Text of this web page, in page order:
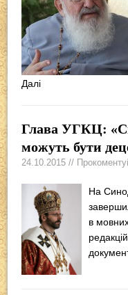
Далі
Глава УГКЦ:
можуть бути
24.10.2015 //
На
в